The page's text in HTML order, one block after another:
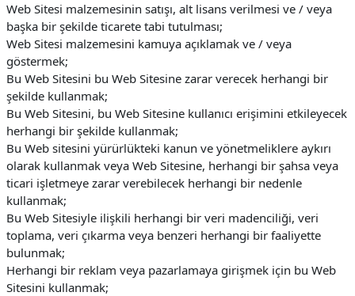
Web Sitesi malzemesinin satışı, alt lisans verilmesi ve / veya
başka bir şekilde ticarete tabi tutulması;
Web Sitesi malzemesini kamuya açıklamak ve / veya
göstermek;
Bu Web Sitesini bu Web Sitesine zarar verecek herhangi bir
şekilde kullanmak;
Bu Web Sitesini, bu Web Sitesine kullanıcı erişimini etkileyecek
herhangi bir şekilde kullanmak;
Bu Web sitesini yürürlükteki kanun ve yönetmeliklere aykırı
olarak kullanmak veya Web Sitesine, herhangi bir şahsa veya
ticari işletmeye zarar verebilecek herhangi bir nedenle
kullanmak;
Bu Web Sitesiyle ilişkili herhangi bir veri madenciliği, veri
toplama, veri çıkarma veya benzeri herhangi bir faaliyette
bulunmak;
Herhangi bir reklam veya pazarlamaya girişmek için bu Web
Sitesini kullanmak;